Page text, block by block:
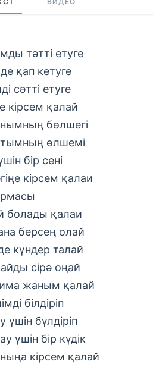
тəтті етуге
қап кетуге
сəтті етуге
кірсем қалай
бөлшегі
өлшемі
бір сені
кірсем қалаи
болады қалаи
берсең олай
күндер талай
сірə оңай
жаным қалай
білдіріп
үшін бүлдіріп
үшін бір күдік
кірсем қалай